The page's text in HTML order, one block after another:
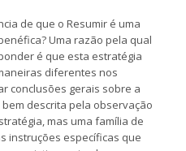
de que o Resumir é uma
Uma razão pela qual
é que esta estratégia
diferentes nos
conclusões gerais sobre a
descrita pela observação
mas uma família de
instruções específicas que